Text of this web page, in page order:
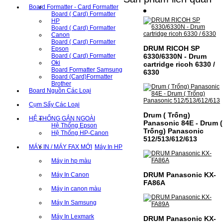
Board Formatter - Card Formatter
Board ( Card) Formatter
HP
Board ( Card) Formatter
Canon
Board ( Card) Formatter
Epson
Board ( Card) Formatter
Oki
Board Formatter Samsung
Board (Card)Formatter
Brother
Board Nguồn Các Loại
Cụm Sấy Các Loại
HỆ THỐNG GẮN NGOÀI
Hệ Thống Epson
Hệ Thống HP-Canon
MÁY IN / MÁY FAX MỚI Máy In HP
Máy in hp màu
Máy In Canon
Máy in canon màu
Máy In Samsung
Máy In Lexmark
DRUM RICOH SP
6330/6330N - Drum
cartridge ricoh 6330 /
6330
Drum ( Trống)
Panasonic 84E - Drum (
Trống) Panasonic
512/513/612/613
DRUM Panasonic KX-
FA86A
DRUM Panasonic KX-